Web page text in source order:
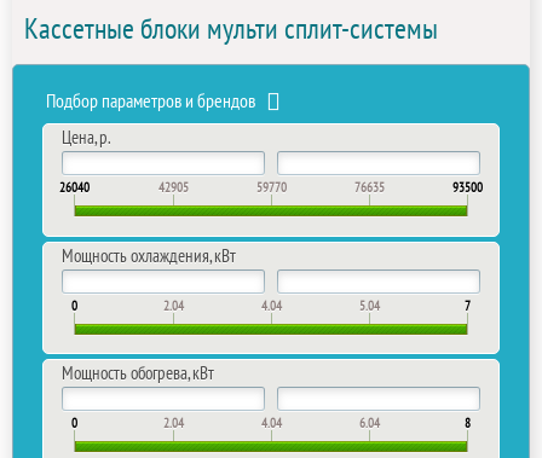
Кассетные блоки мульти сплит-системы
Подбор параметров и брендов
Цена, р.
26040 42905 59770 76635 93500
Мощность охлаждения, кВт
0 2.04 4.04 5.04 7
Мощность обогрева, кВт
0 2.04 4.04 6.04 8